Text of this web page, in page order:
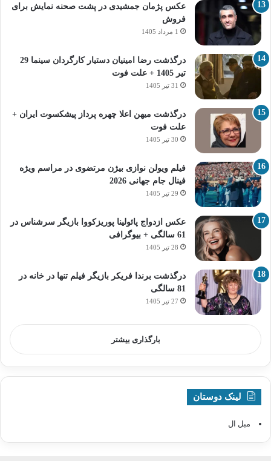
عکس پژمان جمشیدی در پشت صحنه نمایش برای
فروش
1 مرداد 1405
درگذشت رضا امینیان دستیار کارگردان سینما 29
تیر 1405 + علت فوت
31 تیر 1405
درگذشت میهن اعلا چهره پرداز پیشکسوت ایران +
علت فوت
30 تیر 1405
فیلم ویولن نوازی بیژن مرتضوی در مراسم ویژه
فینال جام جهانی 2026
29 تیر 1405
عکس ازدواج پائولینا پوریزکووا بازیگر سرشناس در
61 سالگی + بیوگرافی
28 تیر 1405
درگذشت برندا فریکر بازیگر فیلم تنها در خانه در
81 سالگی
27 تیر 1405
بارگذاری بیشتر
لینک دوستان
مبل ال